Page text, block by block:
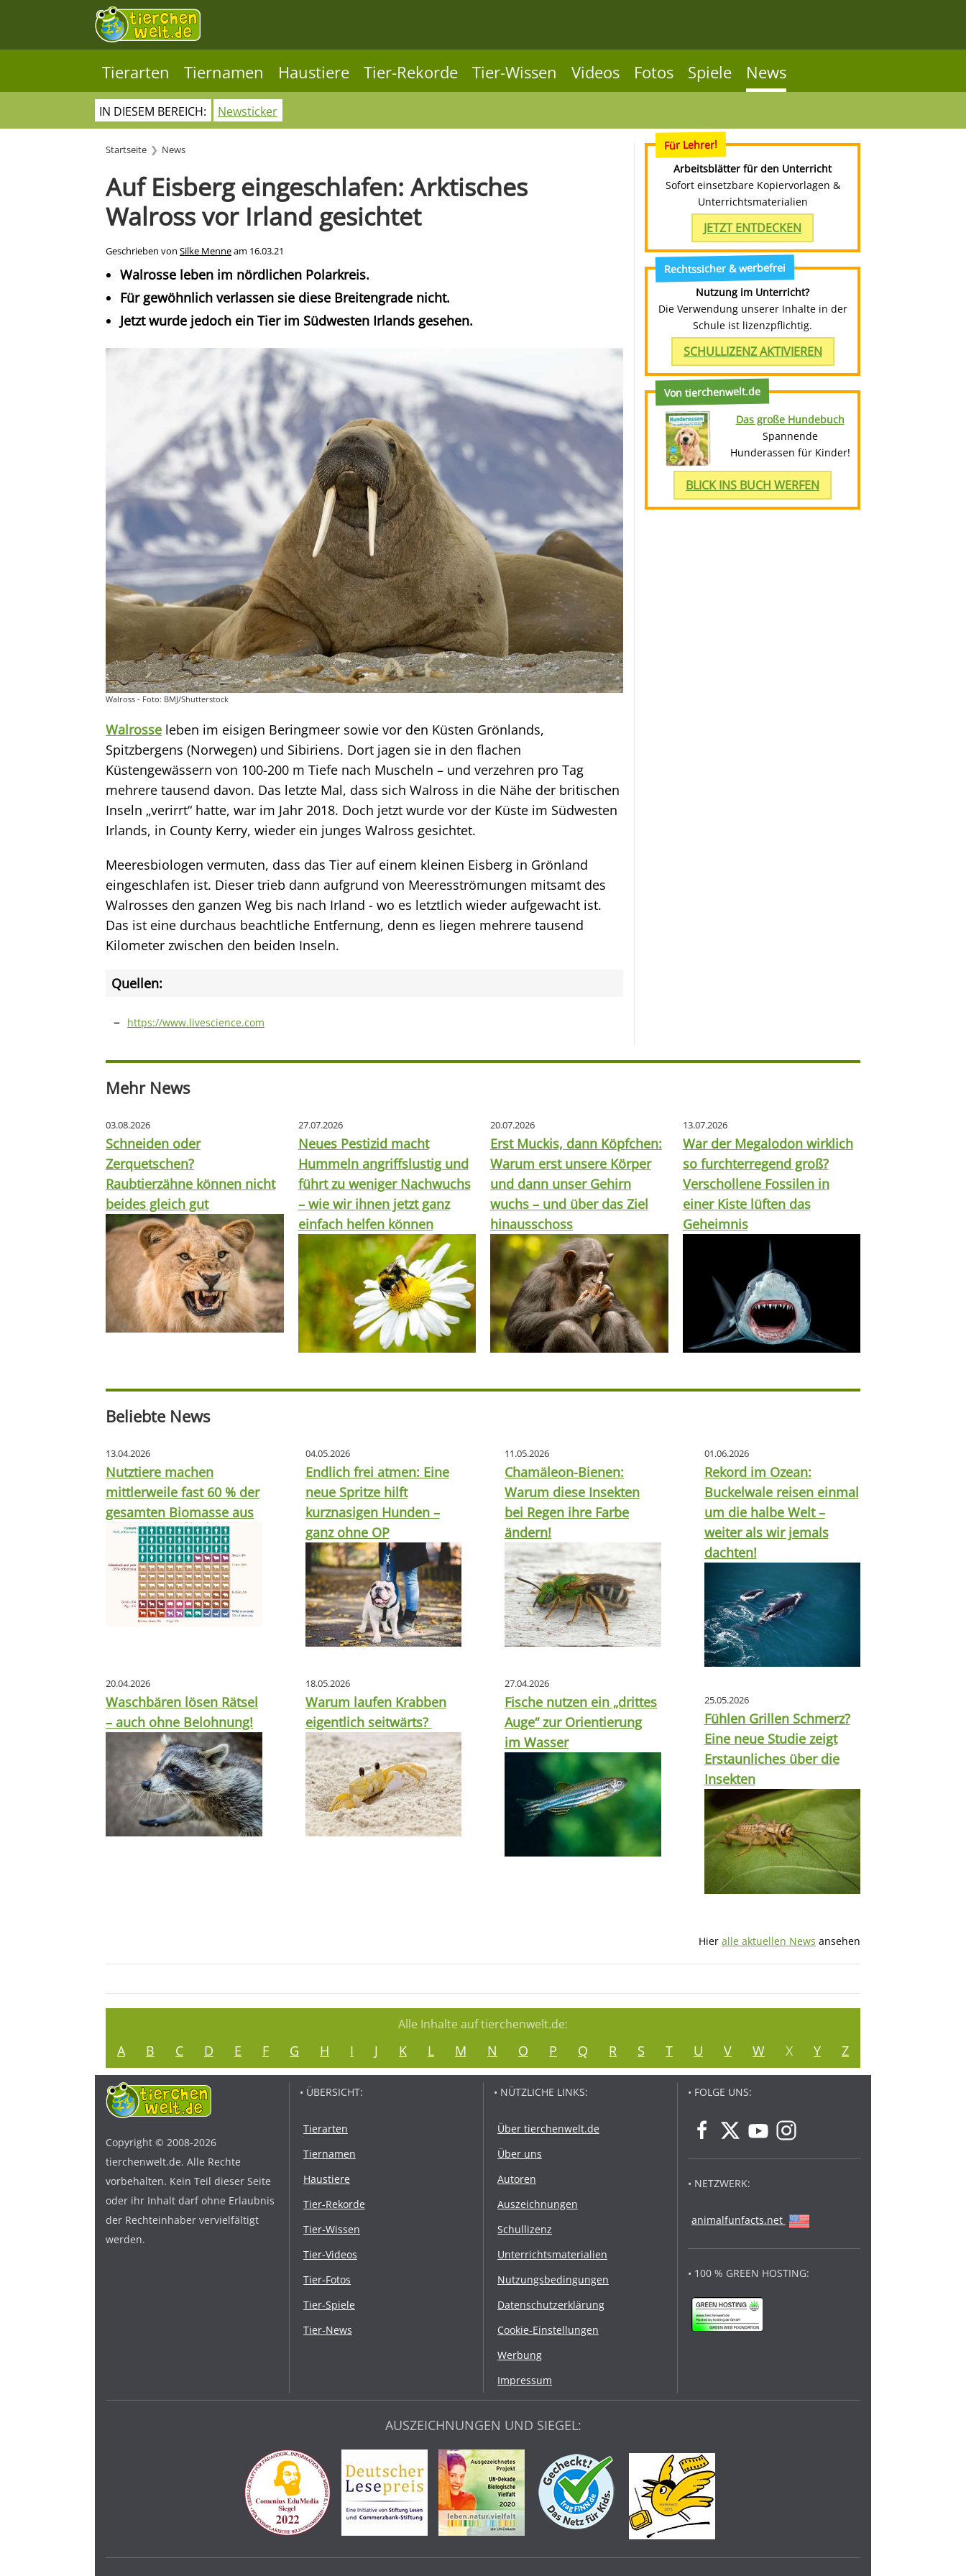
Tierarten Tiernamen Haustiere Tier-Rekorde Tier-Wissen Videos Fotos Spiele News
IN DIESEM BEREICH: Newsticker
Startseite News
Auf Eisberg eingeschlafen: Arktisches
Walross vor Irland gesichtet
Geschrieben von Silke Menneam 16.03.21
Walrosse leben im nördlichen Polarkreis.
Für gewöhnlich verlassen sie diese Breitengrade nicht.
Jetzt wurde jedoch ein Tier im Südwesten Irlands gesehen.
Walross - Foto: BMJ/Shutterstock
Walrosse leben im eisigen Beringmeer sowie vor den Küsten Grönlands,
Spitzbergens (Norwegen) und Sibiriens. Dort jagen sie in den flachen
Küstengewässern von 100-200 m Tiefe nach Muscheln – und verzehren pro Tag
mehrere tausend davon. Das letzte Mal, dass sich Walross in die Nähe der britischen
Inseln „verirrt“ hatte, war im Jahr 2018. Doch jetzt wurde vor der Küste im Südwesten
Irlands, in County Kerry, wieder ein junges Walross gesichtet.
Meeresbiologen vermuten, dass das Tier auf einem kleinen Eisberg in Grönland
eingeschlafen ist. Dieser trieb dann aufgrund von Meeresströmungen mitsamt des
Walrosses den ganzen Weg bis nach Irland - wo es letztlich wieder aufgewacht ist.
Das ist eine durchaus beachtliche Entfernung, denn es liegen mehrere tausend
Kilometer zwischen den beiden Inseln.
Quellen:
https://www.livescience.com
Für Lehrer!
Arbeitsblätter für den Unterricht
Sofort einsetzbare Kopiervorlagen &
Unterrichtsmaterialien
JETZT ENTDECKEN
Rechtssicher & werbefrei
Nutzung im Unterricht?
Die Verwendung unserer Inhalte in der
Schule ist lizenzpflichtig.
SCHULLIZENZ AKTIVIEREN
Von tierchenwelt.de
Das große Hundebuch
Spannende
Hunderassen für Kinder!
BLICK INS BUCH WERFEN
Mehr News
03.08.2026
Schneiden oder
Zerquetschen?
Raubtierzähne können nicht
beides gleich gut
27.07.2026
Neues Pestizid macht
Hummeln angriffslustig und
führt zu weniger Nachwuchs
– wie wir ihnen jetzt ganz
einfach helfen können
20.07.2026
Erst Muckis, dann Köpfchen:
Warum erst unsere Körper
und dann unser Gehirn
wuchs – und über das Ziel
hinausschoss
13.07.2026
War der Megalodon wirklich
so furchterregend groß?
Verschollene Fossilen in
einer Kiste lüften das
Geheimnis
Beliebte News
13.04.2026
Nutztiere machen
mittlerweile fast 60 % der
gesamten Biomasse aus
20.04.2026
Waschbären lösen Rätsel
– auch ohne Belohnung!
04.05.2026
Endlich frei atmen: Eine
neue Spritze hilft
kurznasigen Hunden –
ganz ohne OP
18.05.2026
Warum laufen Krabben
eigentlich seitwärts?
11.05.2026
Chamäleon-Bienen:
Warum diese Insekten
bei Regen ihre Farbe
ändern!
27.04.2026
Fische nutzen ein „drittes
Auge“ zur Orientierung
im Wasser
01.06.2026
Rekord im Ozean:
Buckelwale reisen einmal
um die halbe Welt –
weiter als wir jemals
dachten!
25.05.2026
Fühlen Grillen Schmerz?
Eine neue Studie zeigt
Erstaunliches über die
Insekten
Hier alle aktuellen News ansehen
Alle Inhalte auf tierchenwelt.de:
A B C D E F G H I J K L M N O P Q R S T U V W X Y Z
Copyright © 2008-2026
tierchenwelt.de. Alle Rechte
vorbehalten. Kein Teil dieser Seite
oder ihr Inhalt darf ohne Erlaubnis
der Rechteinhaber vervielfältigt
werden.
• ÜBERSICHT:
Tierarten
Tiernamen
Haustiere
Tier-Rekorde
Tier-Wissen
Tier-Videos
Tier-Fotos
Tier-Spiele
Tier-News
• NÜTZLICHE LINKS:
Über tierchenwelt.de
Über uns
Autoren
Auszeichnungen
Schullizenz
Unterrichtsmaterialien
Nutzungsbedingungen
Datenschutzerklärung
Cookie-Einstellungen
Werbung
Impressum
• FOLGE UNS:
• NETZWERK:
animalfunfacts.net
• 100 % GREEN HOSTING:
AUSZEICHNUNGEN UND SIEGEL: